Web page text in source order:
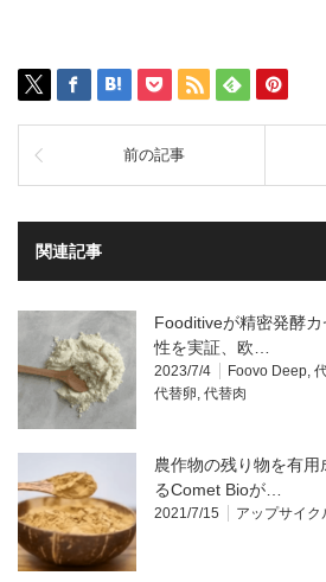
前の記事
関連記事
Fooditiveが精密発酵
性を実証、欧…
2023/7/4 Foovo Deep
代替卵 代替肉
農作物の残り物を有
るComet Bioが…
2021/7/15 アップサイク